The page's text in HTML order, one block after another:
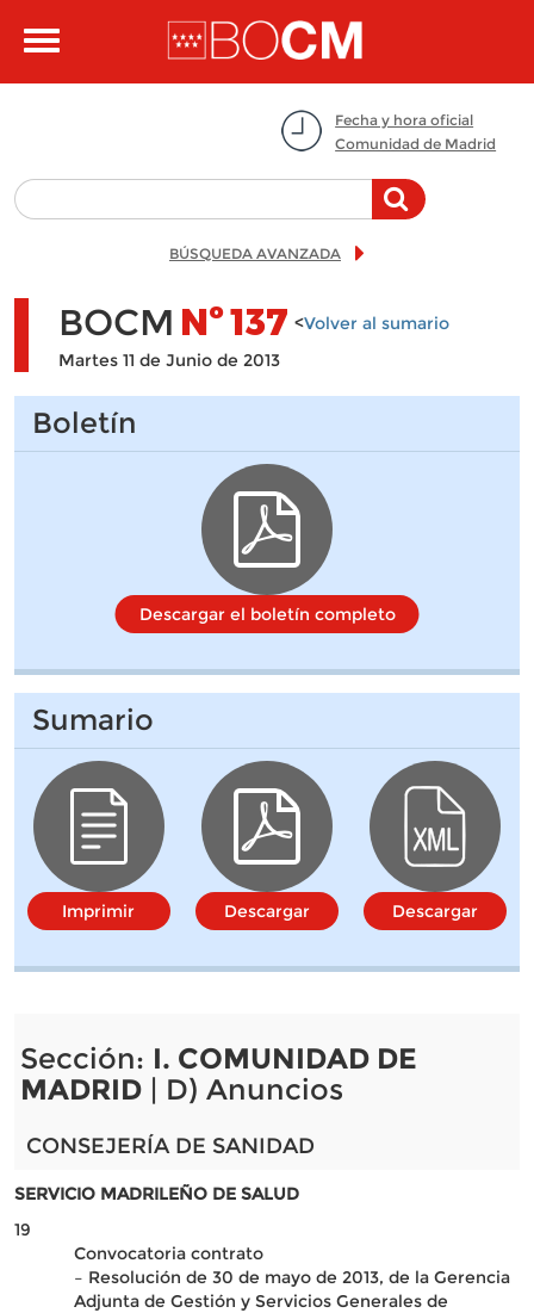
Toggle
Fecha y hora oficial
Comunidad de Madrid
BÚSQUEDA AVANZADA
BOCM Nº137 <Volver al sumario
Martes 11 de Junio de 2013
Boletín
Descargar el boletín completo
Sumario
Imprimir Descargar Descargar
Sección: I. COMUNIDAD DE
MADRID| D) Anuncios
CONSEJERÍA DE SANIDAD
SERVICIO MADRILEÑO DE SALUD
19
Convocatoria contrato
– Resolución de 30 de mayo de 2013, de la Gerencia
Adjunta de Gestión y Servicios Generales de